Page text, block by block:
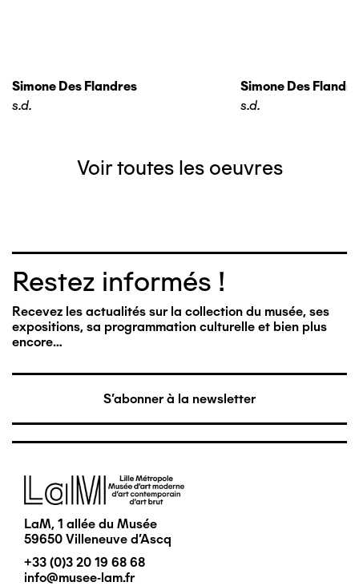
Simone Des Flandres
s.d.
Simone Des
s.d.
Voir toutes les oeuvres
Restez informés !
Recevez les actualités sur la collection du musée, ses
expositions, sa programmation culturelle et bien plus
encore…
S'abonner à la newsletter
Image
LaM, 1 allée du Musée
59650 Villeneuve d'Ascq
+33 (0)3 20 19 68 68
info@musee-lam.fr